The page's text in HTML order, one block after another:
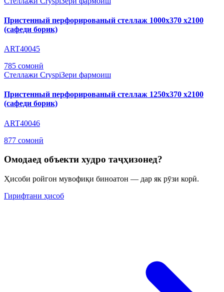
Пристенный перфорированый стеллаж 1000х370 х2100
(сафеди борик)
ART40045
785 сомонӣ
Стеллажи CryspiЗери фармоиш
Пристенный перфорированый стеллаж 1250х370 х2100
(сафеди борик)
ART40046
877 сомонӣ
Омодаед объекти худро таҷҳизонед?
Ҳисоби ройгон мувофиқи биноатон — дар як рӯзи корӣ.
Гирифтани ҳисоб